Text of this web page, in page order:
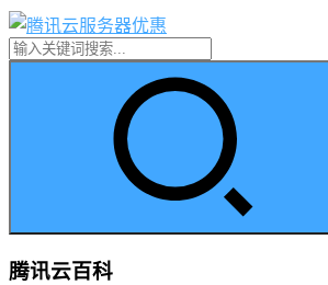
腾讯云百科